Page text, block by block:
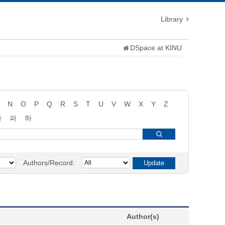
Library
DSpace at KINU
N O P Q R S T U V W X Y
Z
파
하
Authors/Record:
Author(s)